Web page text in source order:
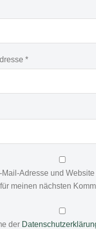
*
Mail-Adresse und
meinen nächsten
der